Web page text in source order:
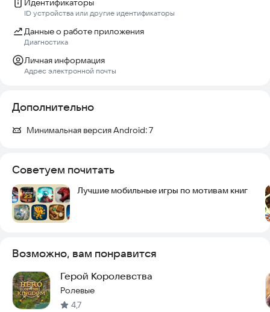
Идентификаторы
ID устройства или другие идентификаторы
Данные о работе приложения
Диагностика
Личная информация
Адрес электронной почты
Дополнительно
Минимальная версия Android:7
Советуем почитать
Лучшие мобильные игры по мотивам книг
Возможно, вам понравится
Герой Королевства
Ролевые
4,7